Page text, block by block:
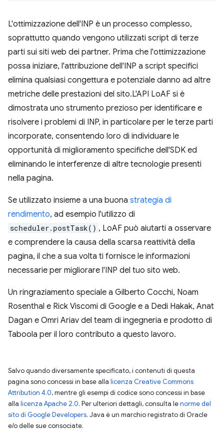
L'ottimizzazione dell'INP è un processo complesso,
soprattutto quando vengono utilizzati script di terze
parti sui siti web dei partner. Prima che l'ottimizzazione
possa iniziare, l'attribuzione dell'INP a script specifici
elimina qualsiasi congettura e potenziale danno ad altre
metriche delle prestazioni del sito.L'API LoAF si è
dimostrata uno strumento prezioso per identificare e
risolvere i problemi di INP, in particolare per le terze parti
incorporate, consentendo loro di individuare le
opportunità di miglioramento specifiche dell'SDK ed
eliminando le interferenze di altre tecnologie presenti
nella pagina.
Se utilizzato insieme a una buona strategia di
rendimento, ad esempio l'utilizzo di
scheduler.postTask() , LoAF può aiutarti a osservare
e comprendere la causa della scarsa reattività della
pagina, il che a sua volta ti fornisce le informazioni
necessarie per migliorare l'INP del tuo sito web.
Un ringraziamento speciale a Gilberto Cocchi, Noam
Rosenthal e Rick Viscomi di Google e a Dedi Hakak, Anat
Dagan e Omri Ariav del team di ingegneria e prodotto di
Taboola per il loro contributo a questo lavoro.
Salvo quando diversamente specificato, i contenuti di questa
pagina sono concessi in base alla licenza Creative Commons
Attribution 4.0, mentre gli esempi di codice sono concessi in base
alla licenza Apache 2.0. Per ulteriori dettagli, consulta lenorme del
sito di Google Developers. Java è un marchio registrato di Oracle
e/o delle sue consociate.